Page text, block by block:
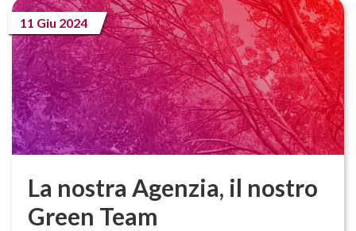
11 Giu 2024
La nostra Agenzia, il nostro
Green Team